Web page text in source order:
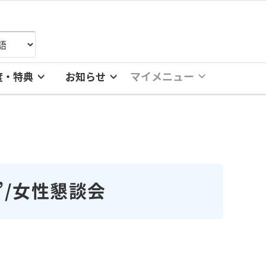
特典 お知らせ マイメニュー
女性懇談会